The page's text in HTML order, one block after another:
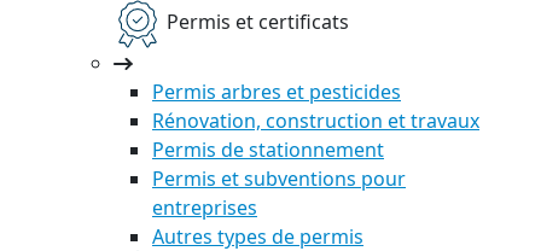
Permis et certificats
Permis arbres et pesticides
Rénovation, construction et travaux
Permis de stationnement
Permis et subventions pour
entreprises
Autres types de permis